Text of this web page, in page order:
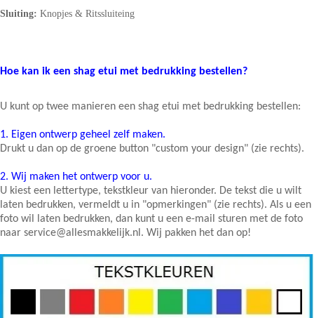
Sluiting: Knopjes & Ritssluiteing
Hoe kan ik een shag etui met bedrukking bestellen?
U kunt op twee manieren een shag etui met bedrukking bestellen:
1. Eigen ontwerp geheel zelf maken.
Drukt u dan op de groene button "custom your design" (zie rechts).
2. Wij maken het ontwerp voor u.
U kiest een lettertype, tekstkleur van hieronder. De tekst die u wilt
laten bedrukken, vermeldt u in "opmerkingen" (zie rechts). Als u een
foto wil laten bedrukken, dan kunt u een e-mail sturen met de foto
naar service@allesmakkelijk.nl. Wij pakken het dan op!